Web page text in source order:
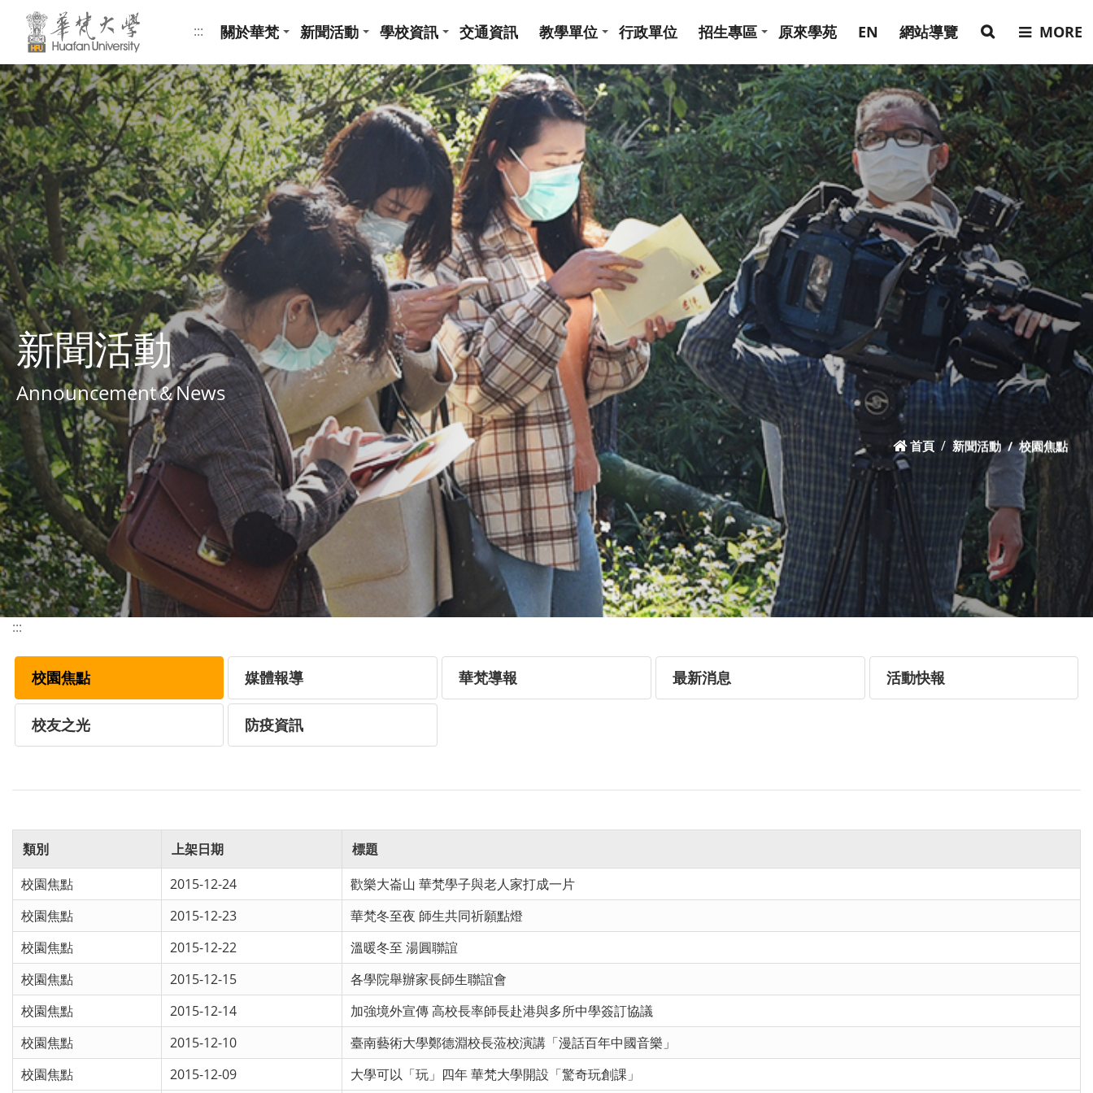
跳到頁面主要內容區
:::
關於華梵 新聞活動 學校資訊 交通資訊 教學單位 行政單位 招生專區 原來學苑 EN 網站導覽 MORE
新聞活動
Announcement＆News
首頁 新聞活動 校園焦點
:::
校園焦點 媒體報導 華梵導報 最新消息 活動快報
校友之光 防疫資訊
類別 上架日期
標題
校園焦點
2015-12-24
歡樂大崙山 華梵學子與老人家打成一片
校園焦點
2015-12-23
華梵冬至夜 師生共同祈願點燈
校園焦點
2015-12-22
溫暖冬至 湯圓聯誼
校園焦點
2015-12-15
各學院舉辦家長師生聯誼會
校園焦點
2015-12-14
加強境外宣傳 高校長率師長赴港與多所中學簽訂協議
校園焦點
2015-12-10
臺南藝術大學鄭德淵校長蒞校演講「漫話百年中國音樂」
校園焦點
2015-12-09
大學可以「玩」四年 華梵大學開設「驚奇玩創課」